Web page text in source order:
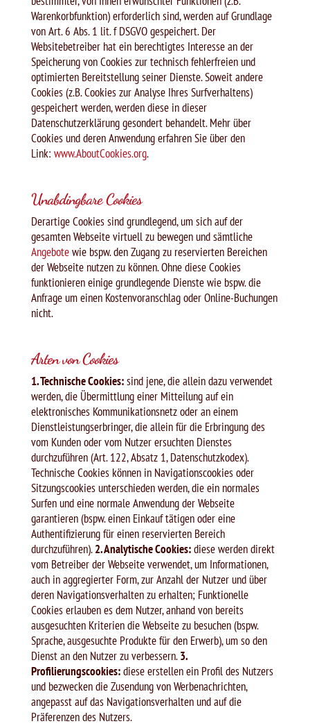
Warenkorbfunktion) erforderlich sind, werden auf Grundlage
von Art. 6 Abs. 1 lit. f DSGVO gespeichert. Der
Websitebetreiber hat ein berechtigtes Interesse an der
Speicherung von Cookies zur technisch fehlerfreien und
optimierten Bereitstellung seiner Dienste. Soweit andere
Cookies (z.B. Cookies zur Analyse Ihres Surfverhaltens)
gespeichert werden, werden diese in dieser
Datenschutzerklärung gesondert behandelt. Mehr über
Cookies und deren Anwendung erfahren Sie über den
Link: www.AboutCookies.org.
Unabdingbare Cookies
Derartige Cookies sind grundlegend, um sich auf der
gesamten Webseite virtuell zu bewegen und sämtliche
Angebotewie bspw. den Zugang zu reservierten Bereichen
der Webseite nutzen zu können. Ohne diese Cookies
funktionieren einige grundlegende Dienste wie bspw. die
Anfrage um einen Kostenvoranschlag oder Online-Buchungen
nicht.
Arten von Cookies
1. Technische Cookies:sind jene, die allein dazu verwendet
werden, die Übermittlung einer Mitteilung auf ein
elektronisches Kommunikationsnetz oder an einem
Dienstleistungserbringer, die allein für die Erbringung des
vom Kunden oder vom Nutzer ersuchten Dienstes
durchzuführen (Art. 122, Absatz 1, Datenschutzkodex).
Technische Cookies können in Navigationscookies oder
Sitzungscookies unterschieden werden, die ein normales
Surfen und eine normale Anwendung der Webseite
garantieren (bspw. einen Einkauf tätigen oder eine
Authentifizierung für einen reservierten Bereich
durchzuführen).2. Analytische Cookies:diese werden direkt
vom Betreiber der Webseite verwendet, um Informationen,
auch in aggregierter Form, zur Anzahl der Nutzer und über
deren Navigationsverhalten zu erhalten; Funktionelle
Cookies erlauben es dem Nutzer, anhand von bereits
ausgesuchten Kriterien die Webseite zu besuchen (bspw.
Sprache, ausgesuchte Produkte für den Erwerb), um so den
Dienst an den Nutzer zu verbessern.3.
Profilierungscookies:diese erstellen ein Profil des Nutzers
und bezwecken die Zusendung von Werbenachrichten,
angepasst auf das Navigationsverhalten und auf die
Präferenzen des Nutzers.